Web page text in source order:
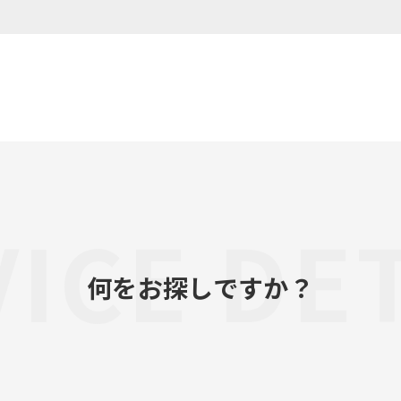
何をお探しですか？